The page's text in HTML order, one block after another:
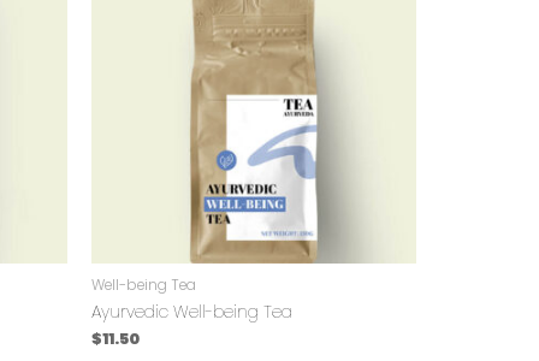
Well-being Tea
Ayurvedic Well-being Tea
$11.50